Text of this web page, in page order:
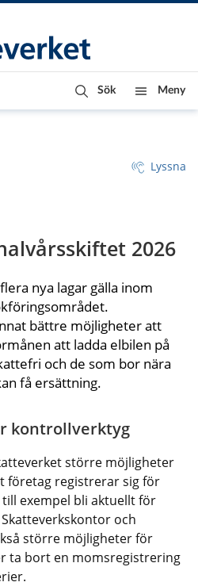
Sök Meny
Lyssna
2026
nya lagar gälla inom
bättre möjligheter att
att ladda elbilen på
och de som bor nära
få ersättning.
kontrollverktyg
större möjligheter
företag registrerar sig för
exempel bli aktuellt för
och
större möjligheter för
ta bort en momsregistrering